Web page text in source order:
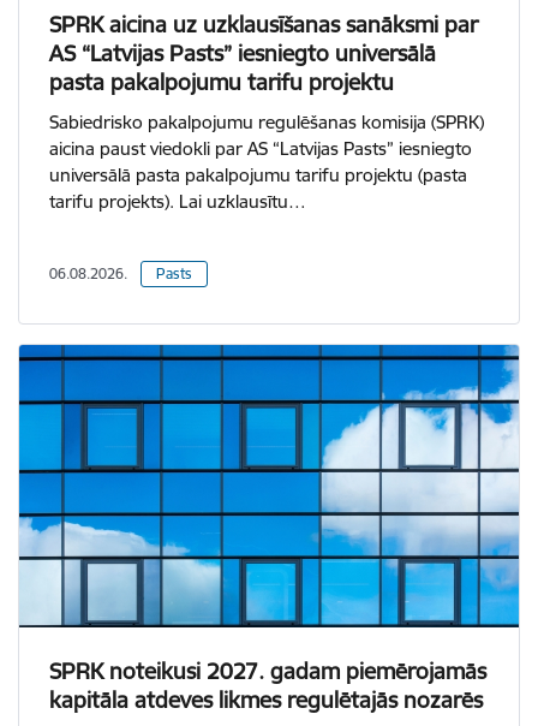
SPRK aicina uz uzklausīšanas sanāksmi par
AS “Latvijas Pasts” iesniegto universālā
pasta pakalpojumu tarifu projektu
Sabiedrisko pakalpojumu regulēšanas komisija (SPRK)
aicina paust viedokli par AS “Latvijas Pasts” iesniegto
universālā pasta pakalpojumu tarifu projektu (pasta
tarifu projekts). Lai uzklausītu…
06.08.2026. Pasts
SPRK noteikusi 2027. gadam piemērojamās
kapitāla atdeves likmes regulētajās nozarēs